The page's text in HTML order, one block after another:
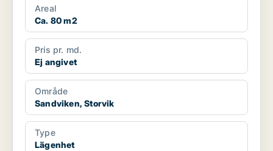
Areal
Ca. 80 m2
Pris pr. md.
Ej angivet
Område
Sandviken, Storvik
Type
Lägenhet